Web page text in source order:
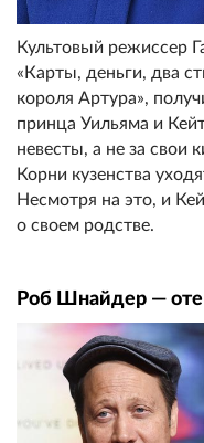
Культовый режиссер
«Карты, деньги, два
короля Артура»,
принца Уильяма и
невесты, а не за свои
Корни кузенства
Несмотря на это, и
о своем родстве.
Роб Шнайдер —